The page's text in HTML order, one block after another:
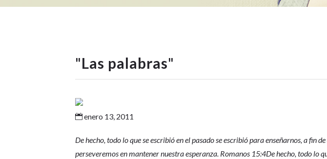
"Las palabras"
 enero 13, 2011
De hecho, todo lo que se escribió en el pasado se escribió para enseñarnos, a fin
perseveremos en mantener nuestra esperanza. Romanos 15:4De hecho, todo lo